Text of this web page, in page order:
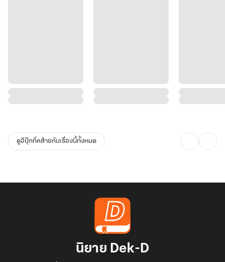
ดูอีบุ๊กที่คล้ายกับเรื่องนี้ทั้งหมด
นิยาย Dek-D